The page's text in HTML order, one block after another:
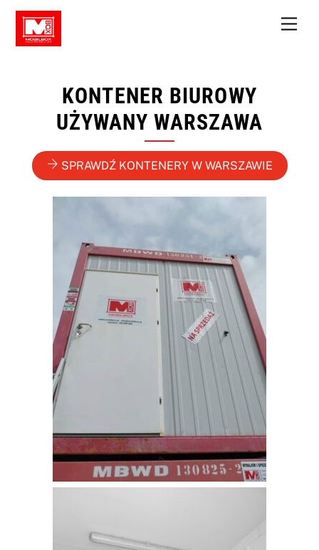
Skip
content
KONTENER BIUROWY
UŻYWANY WARSZAWA
SPRAWDŹ KONTENERY W WARSZAWIE